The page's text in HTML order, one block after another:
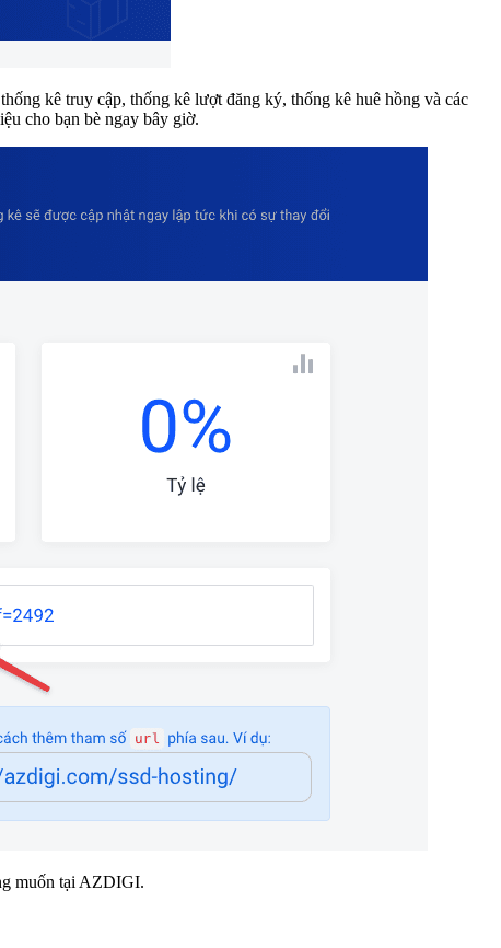
kê truy cập, thống kê lượt đăng ký, thống kê huê hồng và các
cho bạn bè ngay bây giờ.
muốn tại AZDIGI.